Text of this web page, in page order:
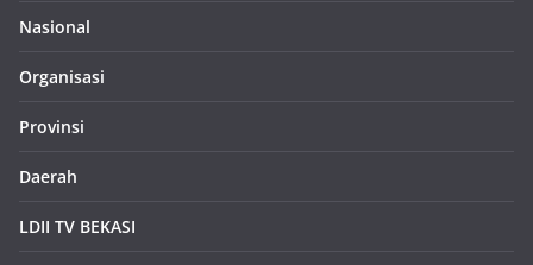
Nasional
Organisasi
Provinsi
Daerah
LDII TV BEKASI